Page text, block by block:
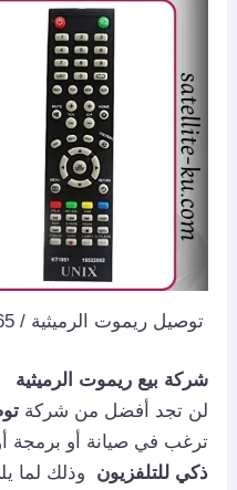
توصيل ريموت الرميثية / 94959465 / بيع ريموت الرميثية
شركة بيع ريموت الرميثية
لن تجد أفضل من شركة
ترغب في صيانة أو برمجة
ذكي للتلفزيون
وذلك لما